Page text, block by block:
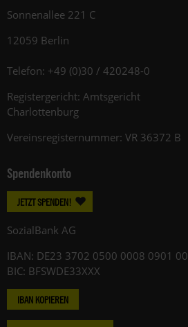
Sonnenallee 221 C
12059 Berlin
Telefon: +49 (0)30 / 420248-0
Registergericht: Amtsgericht
Charlottenburg
Vereinsregisternummer: VR 36372 B
Spendenkonto
JETZT SPENDEN!
SozialBank AG
IBAN: DE23 3702 0500 0008 0901 00
BIC: BFSWDE33XXX
IBAN KOPIEREN